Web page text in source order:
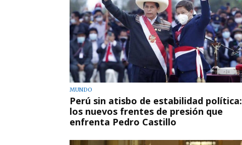
MUNDO
Perú sin atisbo de estabilidad política:
los nuevos frentes de presión que
enfrenta Pedro Castillo